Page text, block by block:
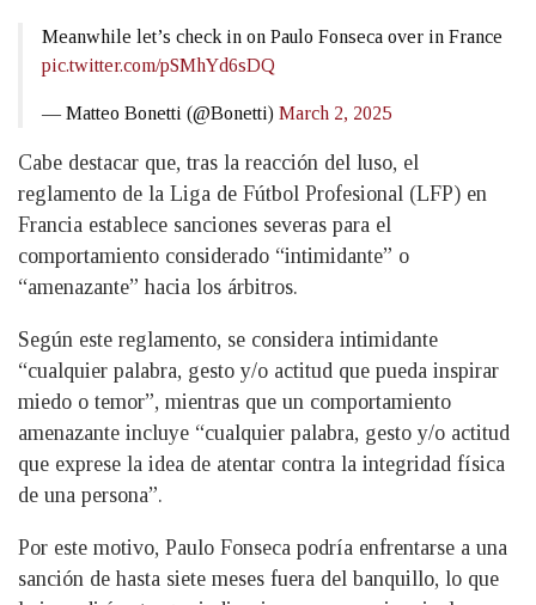
Meanwhile let’s check in on Paulo Fonseca over in France
pic.twitter.com/pSMhYd6sDQ
— Matteo Bonetti (@Bonetti) March 2, 2025
Cabe destacar que, tras la reacción del luso, el
reglamento de la Liga de Fútbol Profesional (LFP) en
Francia establece sanciones severas para el
comportamiento considerado “intimidante” o
“amenazante” hacia los árbitros.
Según este reglamento, se considera intimidante
“cualquier palabra, gesto y/o actitud que pueda inspirar
miedo o temor”, mientras que un comportamiento
amenazante incluye “cualquier palabra, gesto y/o actitud
que exprese la idea de atentar contra la integridad física
de una persona”.
Por este motivo, Paulo Fonseca podría enfrentarse a una
sanción de hasta siete meses fuera del banquillo, lo que